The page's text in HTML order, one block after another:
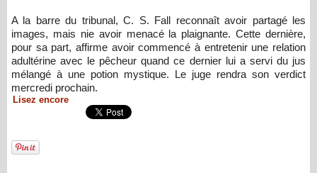
A la barre du tribunal, C. S. Fall reconnaît avoir partagé les
images, mais nie avoir menacé la plaignante. Cette dernière,
pour sa part, affirme avoir commencé à entretenir une relation
adultérine avec le pêcheur quand ce dernier lui a servi du jus
mélangé à une potion mystique. Le juge rendra son verdict
mercredi prochain.
Lisez encore